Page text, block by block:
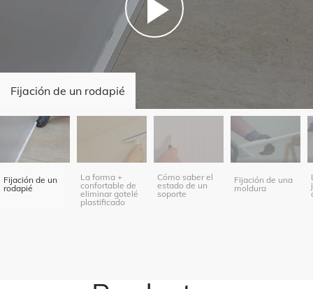
Fijación de un rodapié
Fijación de un
rodapié
La forma +
confortable de
eliminar gotelé
plastificado
Cómo saber el
estado de un
soporte
Fijación de una
moldura